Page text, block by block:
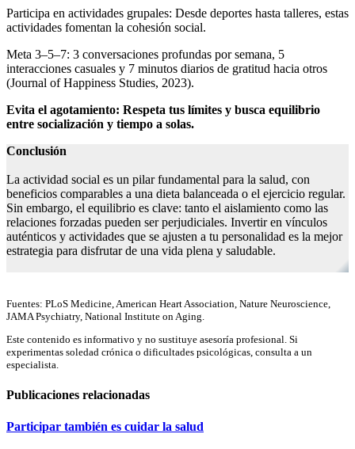
Participa en actividades grupales: Desde deportes hasta talleres, estas
actividades fomentan la cohesión social.
Meta 3–5–7: 3 conversaciones profundas por semana, 5
interacciones casuales y 7 minutos diarios de gratitud hacia otros
(Journal of Happiness Studies, 2023).
Evita el agotamiento: Respeta tus límites y busca equilibrio
entre socialización y tiempo a solas.
Conclusión
La actividad social es un pilar fundamental para la salud, con
beneficios comparables a una dieta balanceada o el ejercicio regular.
Sin embargo, el equilibrio es clave: tanto el aislamiento como las
relaciones forzadas pueden ser perjudiciales. Invertir en vínculos
auténticos y actividades que se ajusten a tu personalidad es la mejor
estrategia para disfrutar de una vida plena y saludable.
Fuentes: PLoS Medicine, American Heart Association, Nature Neuroscience,
JAMA Psychiatry, National Institute on Aging.
Este contenido es informativo y no sustituye asesoría profesional. Si
experimentas soledad crónica o dificultades psicológicas, consulta a un
especialista.
Publicaciones relacionadas
Participar también es cuidar la salud